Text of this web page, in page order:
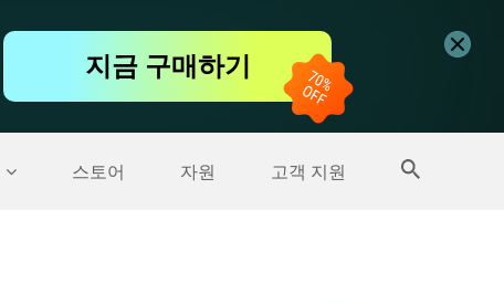
지금 구매하기
스토어 자원 고객 지원
더 많은 제품